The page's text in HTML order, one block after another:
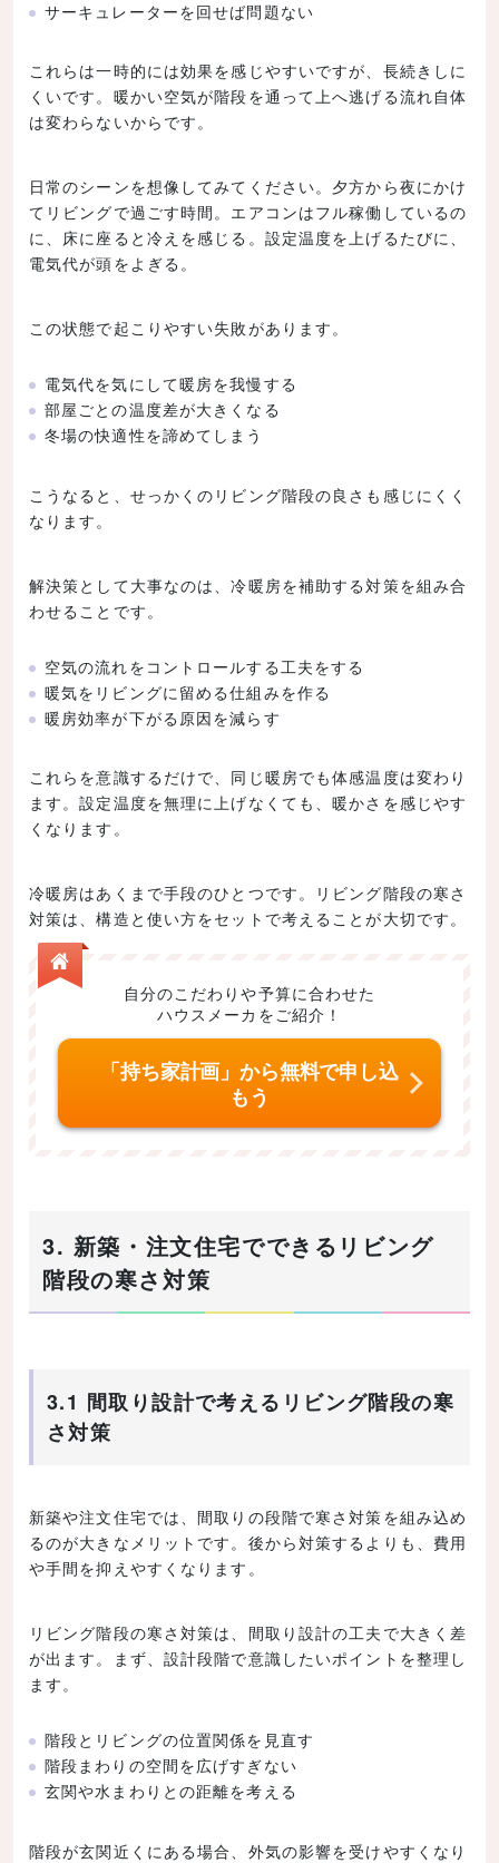
サーキュレーターを回せば問題ない
これらは一時的には効果を感じやすいですが、長続きしに
くいです。暖かい空気が階段を通って上へ逃げる流れ自体
は変わらないからです。
日常のシーンを想像してみてください。夕方から夜にかけ
てリビングで過ごす時間。エアコンはフル稼働しているの
に、床に座ると冷えを感じる。設定温度を上げるたびに、
電気代が頭をよぎる。
この状態で起こりやすい失敗があります。
電気代を気にして暖房を我慢する
部屋ごとの温度差が大きくなる
冬場の快適性を諦めてしまう
こうなると、せっかくのリビング階段の良さも感じにくく
なります。
解決策として大事なのは、冷暖房を補助する対策を組み合
わせることです。
空気の流れをコントロールする工夫をする
暖気をリビングに留める仕組みを作る
暖房効率が下がる原因を減らす
これらを意識するだけで、同じ暖房でも体感温度は変わり
ます。設定温度を無理に上げなくても、暖かさを感じやす
くなります。
冷暖房はあくまで手段のひとつです。リビング階段の寒さ
対策は、構造と使い方をセットで考えることが大切です。
自分のこだわりや予算に合わせた
ハウスメーカをご紹介！
「持ち家計画」から無料で申し込
もう
3. 新築・注文住宅でできるリビング
階段の寒さ対策
3.1 間取り設計で考えるリビング階段の寒
さ対策
新築や注文住宅では、間取りの段階で寒さ対策を組み込め
るのが大きなメリットです。後から対策するよりも、費用
や手間を抑えやすくなります。
リビング階段の寒さ対策は、間取り設計の工夫で大きく差
が出ます。まず、設計段階で意識したいポイントを整理し
ます。
階段とリビングの位置関係を見直す
階段まわりの空間を広げすぎない
玄関や水まわりとの距離を考える
階段が玄関近くにある場合、外気の影響を受けやすくなり